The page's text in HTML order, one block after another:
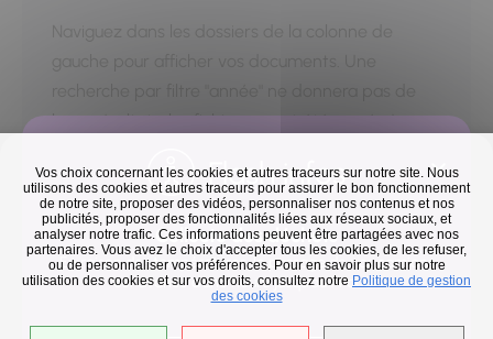
Vos choix concernant les cookies et autres traceurs sur notre site. Nous
utilisons des cookies et autres traceurs pour assurer le bon fonctionnement
de notre site, proposer des vidéos, personnaliser nos contenus et nos
publicités, proposer des fonctionnalités liées aux réseaux sociaux, et
analyser notre trafic. Ces informations peuvent être partagées avec nos
partenaires. Vous avez le choix d'accepter tous les cookies, de les refuser,
ou de personnaliser vos préférences. Pour en savoir plus sur notre
utilisation des cookies et sur vos droits, consultez notre Politique de gestion
des cookies
Flash infos
Collecte des déchets
En raison des températures, le passage de nos camions
est avancé d'une heure jusqu'au 14 août.
Naviguez dans les dossiers de la colonne de
bons résultats, les fichiers ayant été versés à